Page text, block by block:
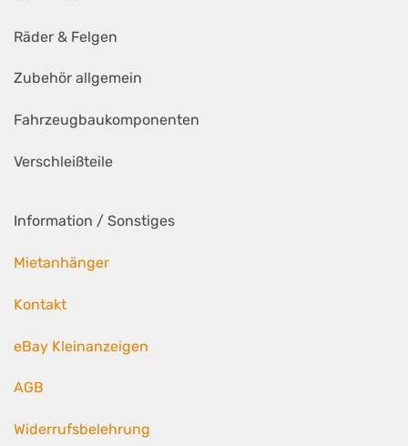
Räder & Felgen
Zubehör allgemein
Fahrzeugbaukomponenten
Verschleißteile
Information / Sonstiges
Mietanhänger
Kontakt
eBay Kleinanzeigen
AGB
Widerrufsbelehrung